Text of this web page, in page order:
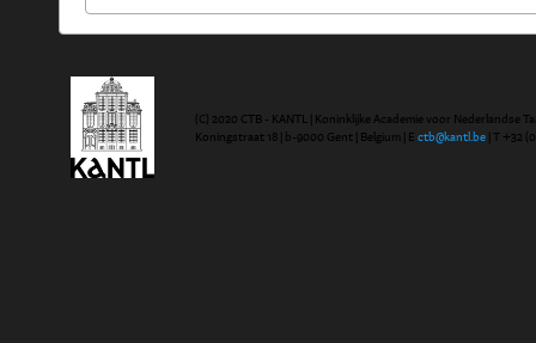
(C) 2020 CTB - KANTL | Koninklijke Academie voor Nederlandse
Koningstraat 18 | b-9000 Gent | Belgium | E ctb@kantl.be | T +32